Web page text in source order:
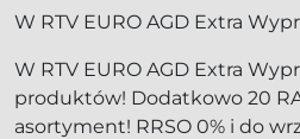
W RTV EURO AGD Extra
W RTV EURO AGD Extra
produktów! Dodatkowo 20
asortyment! RRSO 0% i do